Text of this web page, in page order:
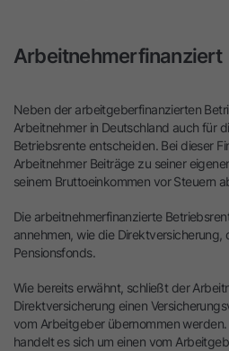
Arbeitnehmerfinanziert
Neben der arbeitgeberfinanzierten
Arbeitnehmer in Deutschland auch für
Betriebsrente entscheiden. Bei dieser
Arbeitnehmer Beiträge zu seiner
seinem Bruttoeinkommen vor Steuern
Die arbeitnehmerfinanzierte
annehmen, wie die Direktversicherung,
Pensionsfonds.
Wie bereits erwähnt, schließt der
Direktversicherung einen
vom Arbeitgeber übernommen
handelt es sich um einen vom